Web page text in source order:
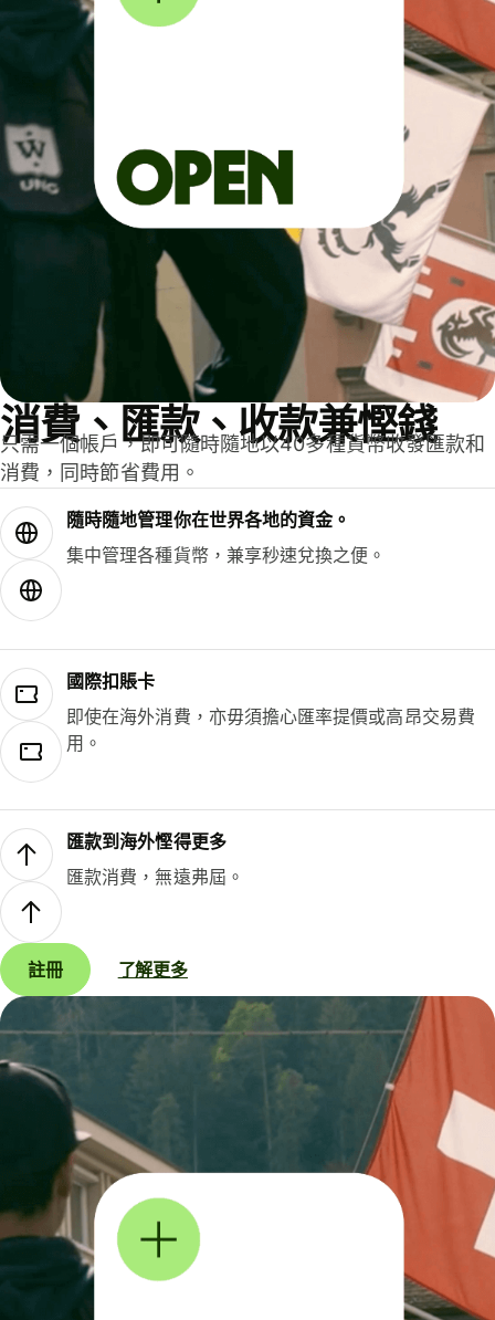
消費、匯款、收款兼慳錢
只需一個帳戶，即可隨時隨地以40多種貨幣收發匯款和
消費，同時節省費用。
隨時隨地管理你在世界各地的資金。
集中管理各種貨幣，兼享秒速兌換之便。
國際扣賬卡
即使在海外消費，亦毋須擔心匯率提價或高昂交易費
用。
匯款到海外慳得更多
匯款消費，無遠弗屆。
註冊 了解更多